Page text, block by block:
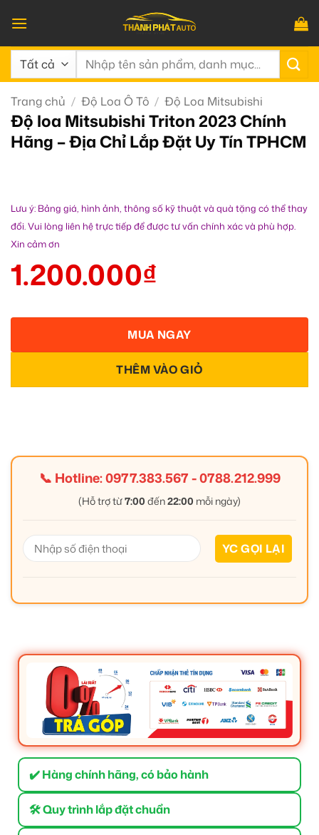
qua
nội
dung
Tìm
Trang chủ / Độ Loa Ô Tô / Độ Loa Mitsubishi
Độ loa Mitsubishi Triton 2023 Chính
Hãng – Địa Chỉ Lắp Đặt Uy Tín TPHCM
Lưu ý: Bảng giá, hình ảnh, thông số kỹ thuật và quà tặng có thể thay
đổi. Vui lòng liên hệ trực tiếp để được tư vấn chính xác và phù hợp.
Xin cảm ơn
1.200.000₫
THÊM VÀO GIỎ
MUA NGAY
📞 Hotline:0977.383.567-0788.212.999
(Hỗ trợ từ7:00 đến22:00 mỗi ngày)
✔️ Hàng chính hãng, có bảo hành
🛠 Quy trình lắp đặt chuẩn